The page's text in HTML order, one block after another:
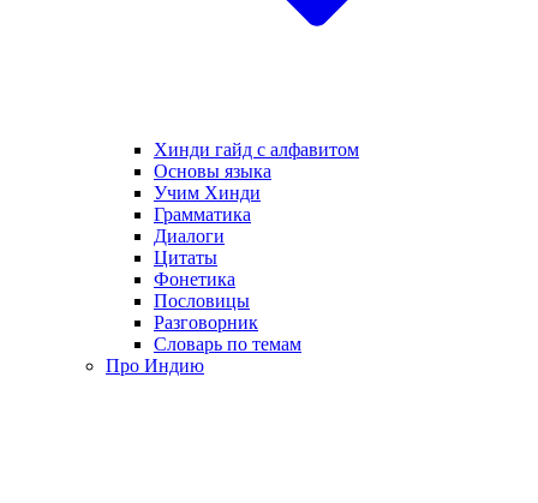
Хинди гайд с алфавитом
Основы языка
Учим Хинди
Грамматика
Диалоги
Цитаты
Фонетика
Пословицы
Разговорник
Словарь по темам
Про Индию